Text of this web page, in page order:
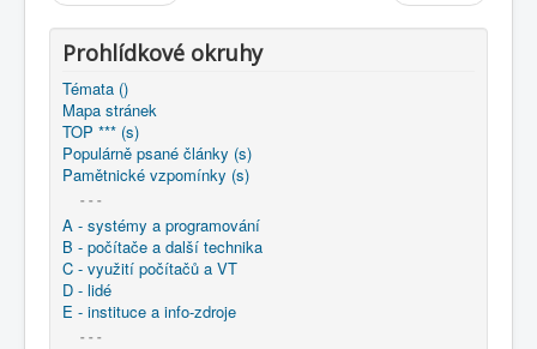
Úvod
větší souhrnné komplety
Programování/Tsw Ostrava
1999 - Tvorba sotwaru Ostrava
1999 - Principy tvorby objektů v komponentním
frameworku BCF
Prohlídkové okruhy
Témata ()
Mapa stránek
TOP *** (s)
Populárně psané články (s)
Pamětnické vzpomínky (s)
- - -
A - systémy a programování
B - počítače a další technika
C - využití počítačů a VT
D - lidé
E - instituce a info-zdroje
- - -